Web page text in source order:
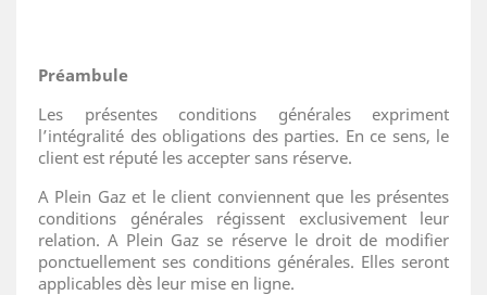
Préambule
Les présentes conditions générales expriment
l’intégralité des obligations des parties. En ce sens, le
client est réputé les accepter sans réserve.
A Plein Gaz et le client conviennent que les présentes
conditions générales régissent exclusivement leur
relation. A Plein Gaz se réserve le droit de modifier
ponctuellement ses conditions générales. Elles seront
applicables dès leur mise en ligne.